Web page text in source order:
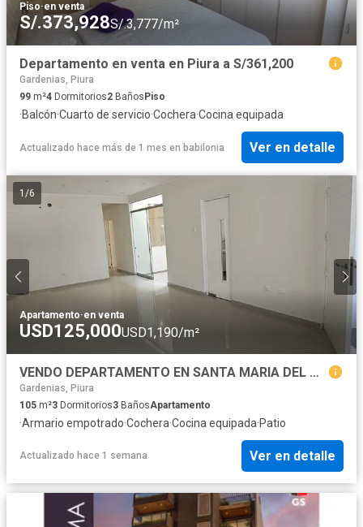
Piso·en venta
S/.373,928S/.3,777/m²
Departamento en venta en Piura a S/361,200
Gardenias, Piura
99 m²4 Dormitorios2 Baños Piso
·Balcón·Cuarto de servicio·Cochera·Cocina equipada
Actualizado hace más de 1 mes en babilonia Ver en detalle
1 /6
Apartamento·en venta
USD125,000USD1,190/m²
VENDO DEPARTAMENTO EN SANTA MARIA DEL PINAR
Gardenias, Piura
105 m²3 Dormitorios3 BañosApartamento
·Armario empotrado·Cochera·Cocina equipada·Patio
Actualizado hace 1 semana Ver en detalle